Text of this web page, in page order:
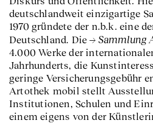
deutschlandweit einzigartige
1970 gründete der n.b.k. eine
Deutschland. Die
Sammlung
4.000 Werke der
Jahrhunderts, die
geringe Versicherungsgebühr
Artothek mobil stellt
Institutionen, Schulen und
einem eigens von der